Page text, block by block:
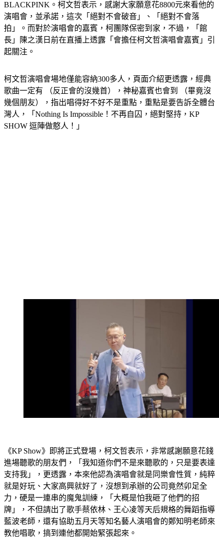
（29）日下午三點登場，一張票價8800元堪比韓國知名女團
BLACKPINK。柯文哲表示，感謝大家願意花8800元來看他的
演唱會，並承諾，這次「絕對不會破音」、「絕對不會落
拍」。而對於演唱會的嘉賓，柯團隊保密到家，不過，「館
長」陳之漢日前在直播上透露「會擔任柯文哲演唱會嘉賓」引
柯文哲演唱會場地僅能容納300多人，頁面介紹更透露，經典
歌曲一定有 （反正會的沒幾首），神秘嘉賓也會到 （畢竟沒
幾個朋友），指出唱得好不好不是重點，重點是要告訴全體台
灣人，「Nothing Is Impossible！不再自囚，絕對堅持，KP
《KP Show》即將正式登場，柯文哲表示，非常感謝願意花錢
進場聽歌的朋友們，「我知道你們不是來聽歌的，只是要表達
支持我」，更透露，本來他認為演唱會就是同樂會性質，純粹
就是好玩、大家高興就好了，沒想到承辦的公司竟然卯足全
力，硬是一連串的魔鬼訓練，「大概是怕我砸了他們的招
牌」，不但請出了歌手蔡依林、王心凌等天后規格的舞蹈指導
藍波老師，還有協助五月天等知名藝人演唱會的鄭知明老師來